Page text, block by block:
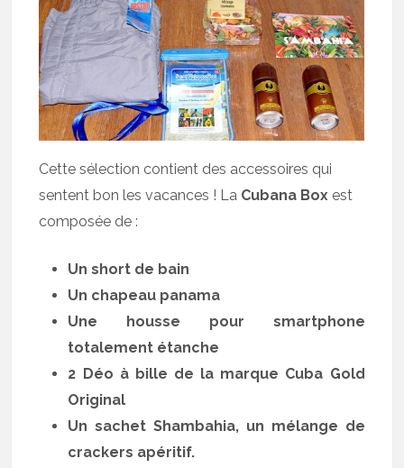
Cette sélection contient des accessoires qui
sentent bon les vacances ! La Cubana Box est
composée de :
Un short de bain
Un chapeau panama
Une housse pour smartphone
totalement étanche
2 Déo à bille de la marque Cuba Gold
Original
Un sachet Shambahia, un mélange de
crackers apéritif.